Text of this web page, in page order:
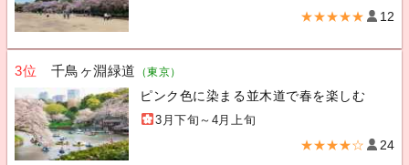
★★★★★ 12
3位 千鳥ヶ淵緑道 （東京）
ピンク色に染まる並木道で春を楽しむ
3月下旬～4月上旬
★★★★☆ 24